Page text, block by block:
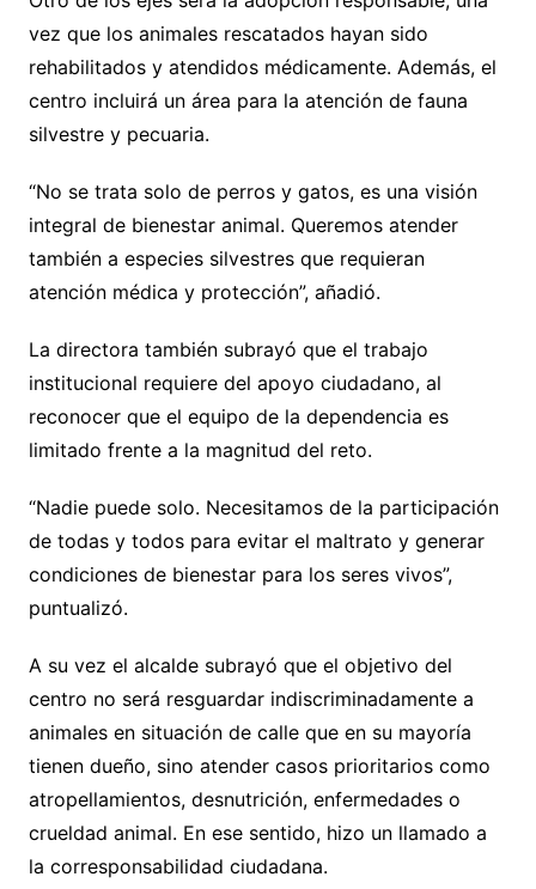
vez que los animales rescatados hayan sido
rehabilitados y atendidos médicamente. Además, el
centro incluirá un área para la atención de fauna
silvestre y pecuaria.
“No se trata solo de perros y gatos, es una visión
integral de bienestar animal. Queremos atender
también a especies silvestres que requieran
atención médica y protección”, añadió.
La directora también subrayó que el trabajo
institucional requiere del apoyo ciudadano, al
reconocer que el equipo de la dependencia es
limitado frente a la magnitud del reto.
“Nadie puede solo. Necesitamos de la participación
de todas y todos para evitar el maltrato y generar
condiciones de bienestar para los seres vivos”,
puntualizó.
A su vez el alcalde subrayó que el objetivo del
centro no será resguardar indiscriminadamente a
animales en situación de calle que en su mayoría
tienen dueño, sino atender casos prioritarios como
atropellamientos, desnutrición, enfermedades o
crueldad animal. En ese sentido, hizo un llamado a
la corresponsabilidad ciudadana.